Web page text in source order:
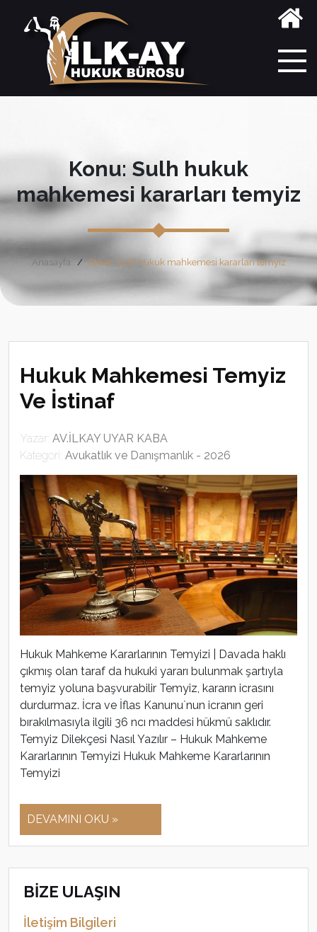
Konu: Sulh hukuk
mahkemesi kararları temyiz
Anasayfa Etiket: Sulh hukuk mahkemesi kararları temyiz
Hukuk Mahkemesi Temyiz
Ve İstinaf
Yazar: AV.İLKAY UYAR KABA
Kategori: Avukatlık ve Danışmanlık - 2026
Hukuk Mahkeme Kararlarının Temyizi | Davada haklı
çıkmış olan taraf da hukuki yararı bulunmak şartıyla
temyiz yoluna başvurabilir Temyiz, kararın icrasını
durdurmaz. İcra ve İflas Kanunu`nun icranın geri
bırakılmasıyla ilgili 36 ncı maddesi hükmü saklıdır.
Temyiz Dilekçesi Nasıl Yazılır – Hukuk Mahkeme
Kararlarının Temyizi Hukuk Mahkeme Kararlarının
Temyizi
DEVAMINI OKU »
BİZE ULAŞIN
İletişim Bilgileri